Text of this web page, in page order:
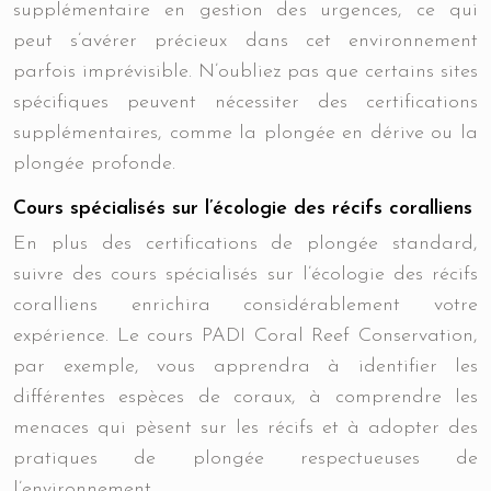
supplémentaire en gestion des urgences, ce qui
peut s’avérer précieux dans cet environnement
parfois imprévisible. N’oubliez pas que certains sites
spécifiques peuvent nécessiter des certifications
supplémentaires, comme la plongée en dérive ou la
plongée profonde.
Cours spécialisés sur l’écologie des récifs coralliens
En plus des certifications de plongée standard,
suivre des cours spécialisés sur l’écologie des récifs
coralliens enrichira considérablement votre
expérience. Le cours PADI Coral Reef Conservation,
par exemple, vous apprendra à identifier les
différentes espèces de coraux, à comprendre les
menaces qui pèsent sur les récifs et à adopter des
pratiques de plongée respectueuses de